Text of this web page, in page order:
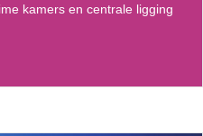
kamers en centrale ligging